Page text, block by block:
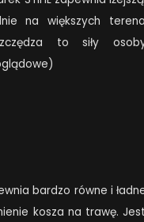
na większych
to siły
bardzo równe i
kosza na trawę.